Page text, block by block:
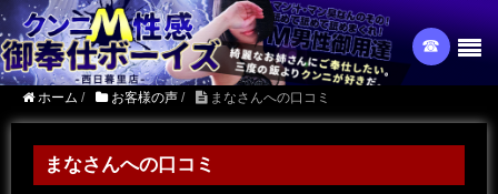
☎︎
ホーム / お客様の声 / まなさんへの口コミ
まなさんへの口コミ